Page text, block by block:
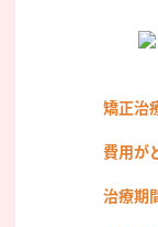
矯正治
費用が
治療期